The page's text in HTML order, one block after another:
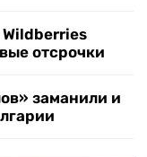
отсрочки
заманили и